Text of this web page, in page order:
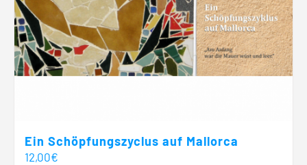
Ein Schöpfungszyclus auf Mallorca
12,00€